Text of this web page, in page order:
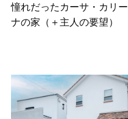
憧れだったカーサ・カリー
ナの家（＋主人の要望）